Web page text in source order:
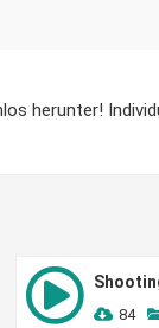
herunter!
84